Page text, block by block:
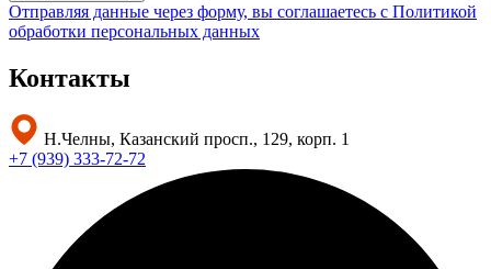
Отправляя данные через форму, вы соглашаетесь с Политикой
обработки персональных данных
Контакты
Н.Челны, Казанский просп., 129, корп. 1
+7 (939) 333-72-72